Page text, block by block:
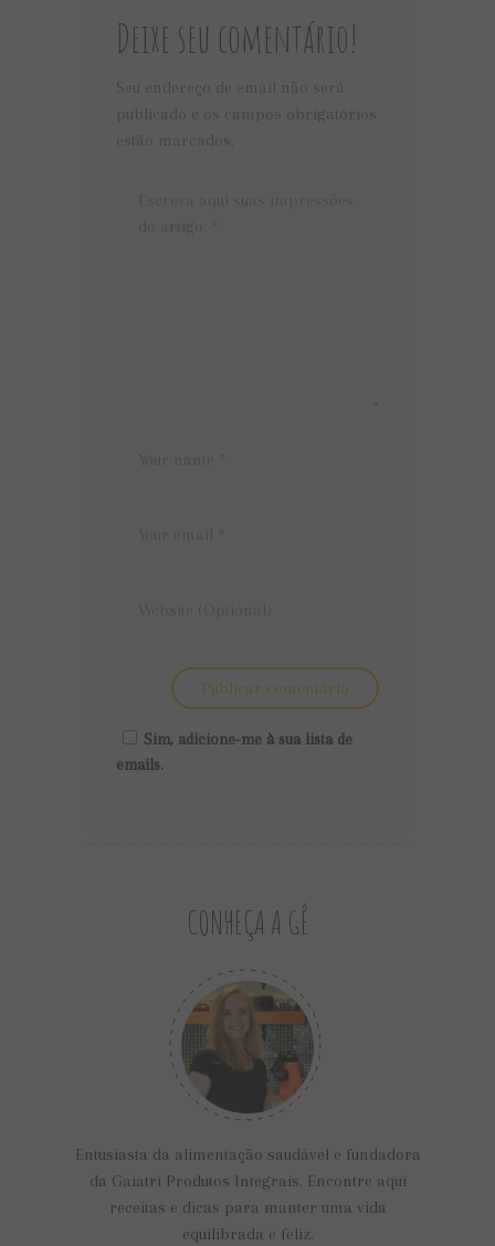
Deixe seu comentário!
Seu endereço de email não será
publicado e os campos obrigatórios
estão marcados.
Sim, adicione-me à sua lista de
emails.
CONHEÇA A GÊ
Entusiasta da alimentação saudável e fundadora
da Gaiatri Produtos Integrais. Encontre aqui
receitas e dicas para manter uma vida
equilibrada e feliz.